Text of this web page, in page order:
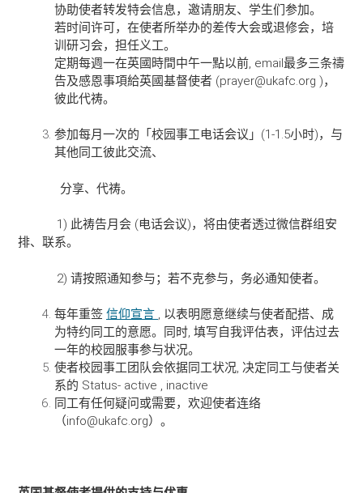
协助使者转发特会信息，邀请朋友、学生们参加。
若时间许可，在使者所举办的差传大会或退修会，培
训研习会，担任义工。
定期每週一在英國時間中午一點以前, email最多三条禱
告及感恩事項給英國基督使者 (prayer@ukafc.org )，
彼此代祷。
参加每月一次的「校园事工电话会议」(1-1.5小时)，与
其他同工彼此交流、
分享、代祷。
1) 此祷告月会 (电话会议)，将由使者透过微信群组安
排、联系。
2) 请按照通知参与；若不克参与，务必通知使者。
每年重签 信仰宣言 , 以表明愿意继续与使者配搭、成
为特约同工的意愿。同时, 填写自我评估表，评估过去
一年的校园服事参与状况。
使者校园事工团队会依据同工状况, 决定同工与使者关
系的 Status- active , inactive
同工有任何疑问或需要，欢迎使者连络
（info@ukafc.org）。